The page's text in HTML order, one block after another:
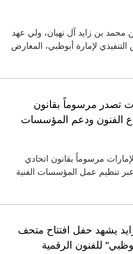
محمد بن زايد آل نهيان، ولي عهد
لإمارة أبوظبي، المعارض
تصدر مرسوماً بقانون
الفنون ودعم المؤسسات
مرسوماً بقانون اتحادي
تنظيم عمل المؤسسات الفنية
يشهد حفل افتتاح متحف
للفنون الرقمية